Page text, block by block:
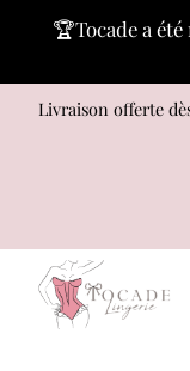
🏆Tocade a
Livraison offerte
Menu